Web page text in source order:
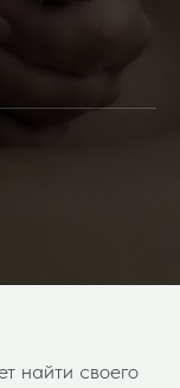
найти своего